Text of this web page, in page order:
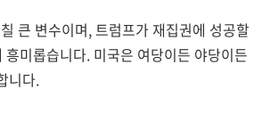
큰 변수이며, 트럼프가 재집권에 성공할
미롭습니다. 미국은 여당이든 야당이든
니다.